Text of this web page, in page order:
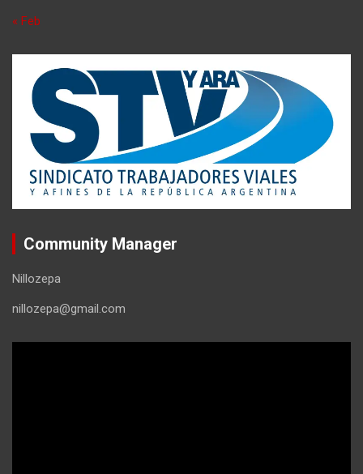
« Feb
Community Manager
Nillozepa
nillozepa@gmail.com